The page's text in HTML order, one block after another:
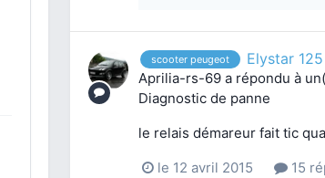
scooter peugeot Elystar
Aprilia-rs-69 a répondu à
Diagnostic de panne
le relais démareur fait tic
le 12 avril 2015 15